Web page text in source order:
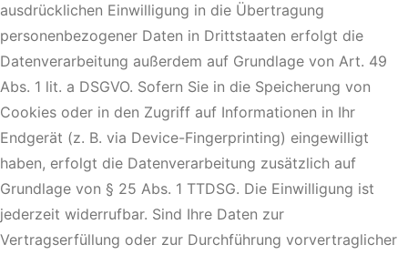
ausdrücklichen Einwilligung in die Übertragung
personenbezogener Daten in Drittstaaten erfolgt die
Datenverarbeitung außerdem auf Grundlage von Art. 49
Abs. 1 lit. a DSGVO. Sofern Sie in die Speicherung von
Cookies oder in den Zugriff auf Informationen in Ihr
Endgerät (z. B. via Device-Fingerprinting) eingewilligt
haben, erfolgt die Datenverarbeitung zusätzlich auf
Grundlage von § 25 Abs. 1 TTDSG. Die Einwilligung ist
jederzeit widerrufbar. Sind Ihre Daten zur
Vertragserfüllung oder zur Durchführung vorvertraglicher